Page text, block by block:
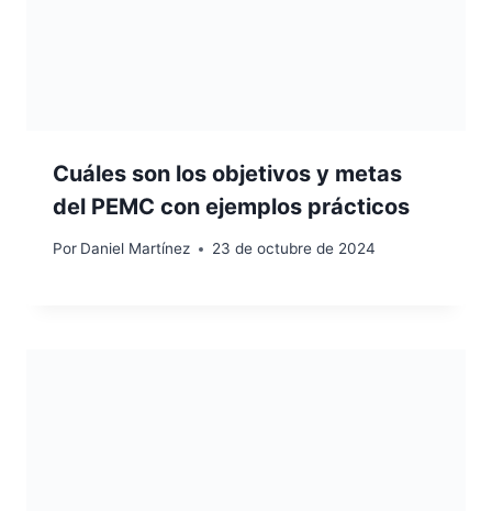
Cuáles son los objetivos y metas
del PEMC con ejemplos prácticos
Por Daniel Martínez 23 de octubre de 2024